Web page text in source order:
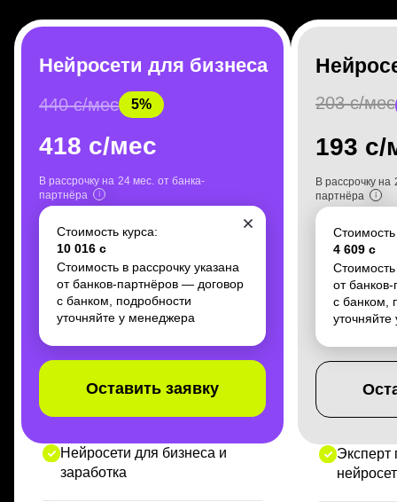
203 с/мес
193 с/
В рассрочку на
партнёра
Стоимость
4 609 с
Стоимость
от
с банком,
Эксперт
Нейросети для бизнеса
440 с/мес 5%
418 с/мес
В рассрочку на 24 мес. от банка-
партнёра
Стоимость курса:
10 016 с
Стоимость в рассрочку указана
от банков-партнёров — договор
с банком, подробности
уточняйте у менеджера
Оставить заявку
Нейросети для бизнеса и
заработка
Средний срок, за который студенты
Собрали свою базу знаний
В нашей онлайн-библиотеке есть
подкасты, лонгриды, видеоуроки и
другие полезные материалы